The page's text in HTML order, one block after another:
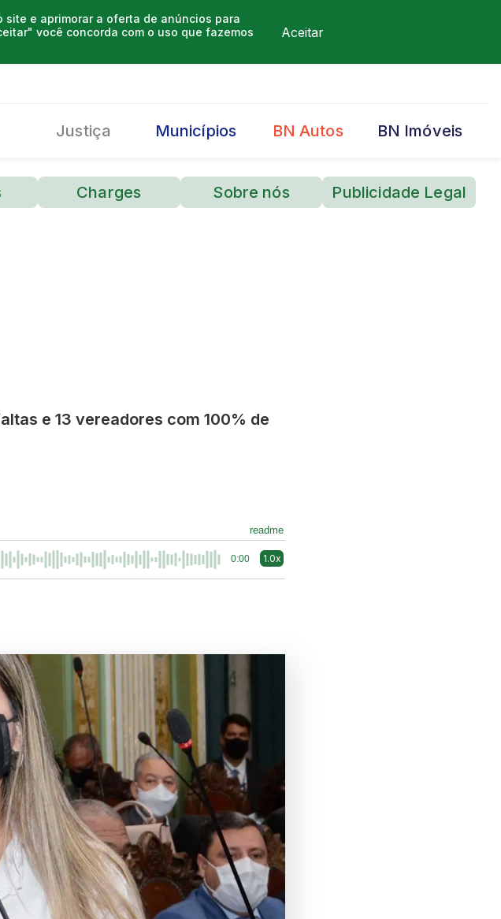
site e aprimorar a oferta de anúncios para
você concorda com o uso que fazemos
Aceitar
Justiça Municípios BN Autos BN Imóveis
Charges Sobre nós Publicidade Legal
e 13 vereadores com 100% de
readme
0:00 1.0x